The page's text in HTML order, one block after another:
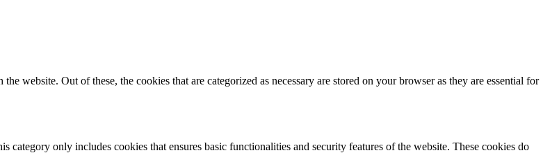
website. Out of these, the cookies that are categorized as necessary are stored on your browser as they are essential for
category only includes cookies that ensures basic functionalities and security features of the website. These cookies do